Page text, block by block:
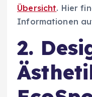
Übersicht. Hier
Informationen
2.